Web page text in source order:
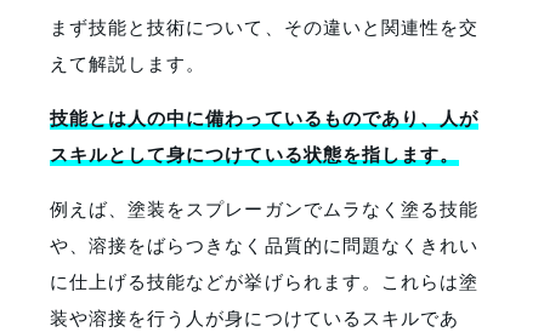
まず技能と技術について、その違いと関連性を交
えて解説します。
技能とは人の中に備わっているものであり、人が
スキルとして身につけている状態を指します。
例えば、塗装をスプレーガンでムラなく塗る技能
や、溶接をばらつきなく品質的に問題なくきれい
に仕上げる技能などが挙げられます。これらは塗
装や溶接を行う人が身につけているスキルであ